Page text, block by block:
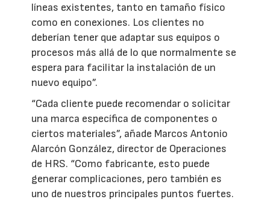
líneas existentes, tanto en tamaño físico
como en conexiones. Los clientes no
deberían tener que adaptar sus equipos o
procesos más allá de lo que normalmente se
espera para facilitar la instalación de un
nuevo equipo”.
“Cada cliente puede recomendar o solicitar
una marca específica de componentes o
ciertos materiales”, añade Marcos Antonio
Alarcón González, director de Operaciones
de HRS. “Como fabricante, esto puede
generar complicaciones, pero también es
uno de nuestros principales puntos fuertes.